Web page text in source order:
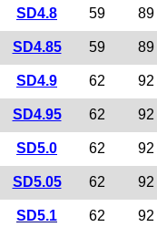
SD4.8 59 89
SD4.85 59 89
SD4.9 62 92
SD4.95 62 92
SD5.0 62 92
SD5.05 62 92
SD5.1 62 92